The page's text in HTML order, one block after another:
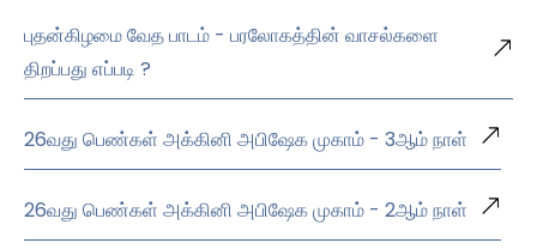
புதன்கிழமை வேத பாடம் - பரலோகத்தின் வாசல்களை
திறப்பது எப்படி ?
26வது பெண்கள் அக்கினி அபிஷேக முகாம் - 3ஆம் நாள்
26வது பெண்கள் அக்கினி அபிஷேக முகாம் - 2ஆம் நாள்